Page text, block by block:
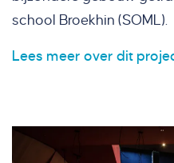
school Broekhin (SOML).
Lees meer over dit